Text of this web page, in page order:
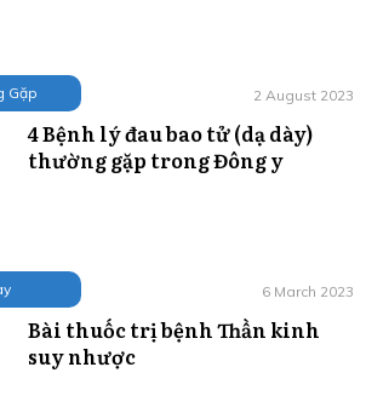
Gặp 2 August 2023
4 Bệnh lý đau bao tử (dạ dày)
thường gặp trong Đông y
6 March 2023
Bài thuốc trị bệnh Thần kinh
suy nhược